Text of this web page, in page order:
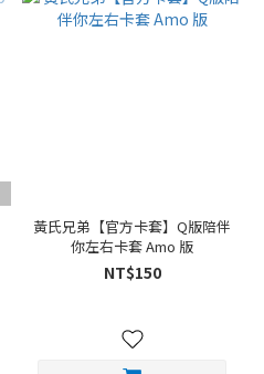
黃氏兄弟【官方卡套】Q版陪伴
你左右卡套 Amo 版
NT$150